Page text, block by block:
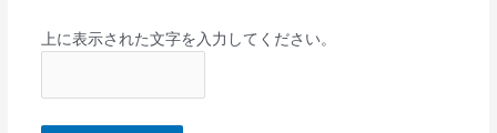
上に表示された文字を入力してください。